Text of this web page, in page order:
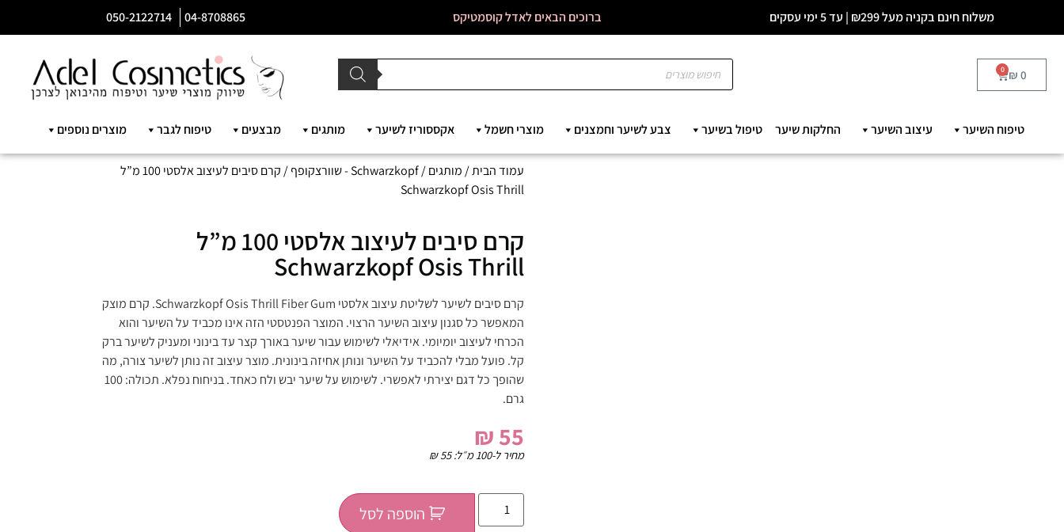
משלוח חינם בקניה מעל ₪299 | עד 5 ימי עסקים ברוכים הבאים לאדל קוסמטיקס 04-8708865
050-2122714
₪ 0
0
טיפוח השיער עיצוב השיער החלקות שיער טיפול בשיער צבע לשיער וחמצנים מוצרי חשמל אקססוריז לשיער מותגים מבצעים טיפוח לגבר מוצרים נוספים
עמוד הבית/מותגים/Schwarzkopf - שוורצקופף
/ קרם סיבים לעיצוב אלסטי 100 מ”ל
Schwarzkopf Osis Thrill
קרם סיבים לעיצוב אלסטי 100 מ”ל
Schwarzkopf Osis Thrill
קרם סיבים לשיער לשליטת עיצוב אלסטי Schwarzkopf Osis Thrill Fiber Gum. קרם מוצק
המאפשר כל סגנון עיצוב השיער הרצוי. המוצר הפנטסטי הזה אינו מכביד על השיער והוא
הכרחי לעיצוב יומיומי. אידיאלי לשימוש עבור שיער באורך קצר עד בינוני ומעניק לשיער ברק
קל. פועל מבלי להכביד על השיער ונותן אחיזה בינונית. מוצר עיצוב זה נותן לשיער צורה, מה
שהופך כל דגם יצירתי לאפשרי. לשימוש על שיער יבש ולח כאחד. בניחוח נפלא. תכולה: 100
גרם.
₪ 55
מחיר ל-100 מ״ל: ₪55
הוספה לסל